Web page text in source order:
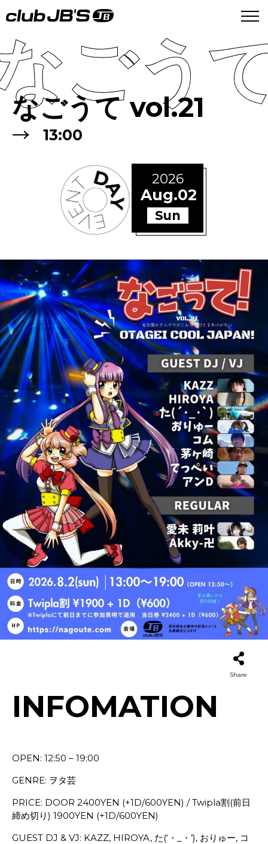
ごう
なごうて vol.21
→ 13:00
2026
Aug.02
Sun
Share
INFOMATION
OPEN: 12:50 – 19:00
GENRE: ヲタ芸
PRICE: DOOR 2400YEN (+1D/600YEN) / Twipla割(前日
締め切り) 1900YEN (+1D/600YEN)
GUEST DJ & VJ: KAZZ, HIROYA, た(‘・_・’), おりゅー, コ